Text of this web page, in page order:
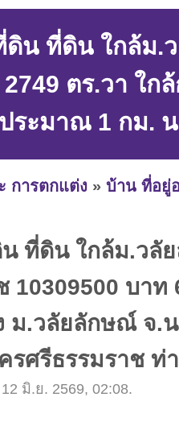
ดิน ที่ดิน ใกล้ม.
2749 ตร.วา ใ
ประมาณ 1 กม.
การตกแต่ง » บ้าน ที่อยู่
น ที่ดิน ใกล้ม.วลั
10309500 บาท
ม.วลัยลักษณ์ จ.
ศรีธรรมราช ท่
มิ.ย. 2569, 02:08.